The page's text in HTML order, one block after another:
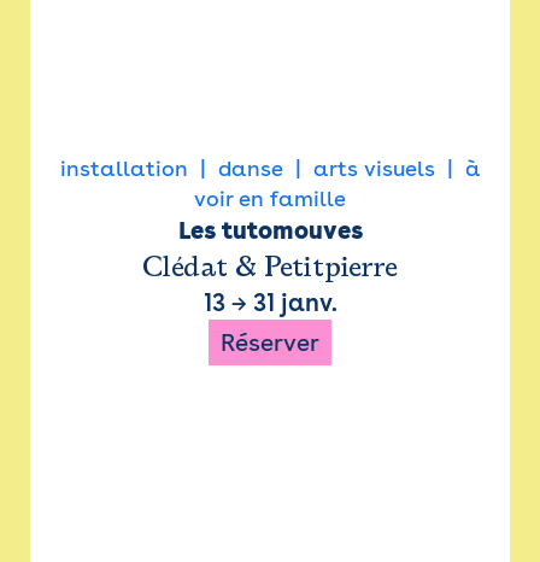
installation danse arts visuels
à
voir en famille
Les tutomouves
Clédat & Petitpierre
13→ 31 janv.
Réserver